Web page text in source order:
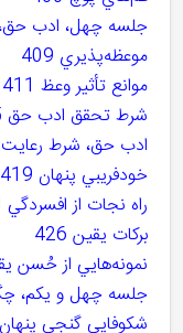
جلسه چهل، ادب حق،
موعظه‌پذيري 409
موانع تأثير وعظ 411
شرط تحقق ادب حق 415
ادب حق، شرط رعايت
خودفريبي پنهان 419
راه نجات از افسردگي 423
برکات يقين 426
نمونه‌هايي از حُسن
جلسه چهل و يکم،
شکوفايي گنجي پنهان 433